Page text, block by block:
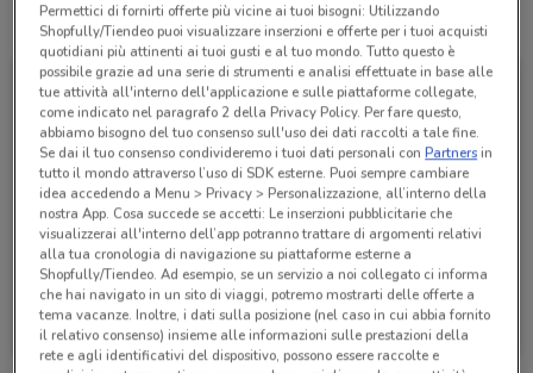
Tutte le promozioni di questo negozio
BNL
Scade il 05/11
Permettici di fornirti offerte più vicine ai tuoi bisogni: Utilizzando
Shopfully/Tiendeo puoi visualizzare inserzioni e offerte per i tuoi acquisti
quotidiani più attinenti ai tuoi gusti e al tuo mondo. Tutto questo è
possibile grazie ad una serie di strumenti e analisi effettuate in base alle
tue attività all'interno dell'applicazione e sulle piattaforme collegate,
come indicato nel paragrafo 2 della Privacy Policy. Per fare questo,
abbiamo bisogno del tuo consenso sull'uso dei dati raccolti a tale fine.
Se dai il tuo consenso condivideremo i tuoi dati personali conPartnersin
tutto il mondo attraverso l’uso di SDK esterne. Puoi sempre cambiare
idea accedendo a Menu > Privacy > Personalizzazione, all’interno della
nostra App. Cosa succede se accetti: Le inserzioni pubblicitarie che
visualizzerai all'interno dell’app potranno trattare di argomenti relativi
alla tua cronologia di navigazione su piattaforme esterne a
Shopfully/Tiendeo. Ad esempio, se un servizio a noi collegato ci informa
che hai navigato in un sito di viaggi, potremo mostrarti delle offerte a
tema vacanze. Inoltre, i dati sulla posizione (nel caso in cui abbia fornito
il relativo consenso) insieme alle informazioni sulle prestazioni della
rete e agli identificativi del dispositivo, possono essere raccolte e